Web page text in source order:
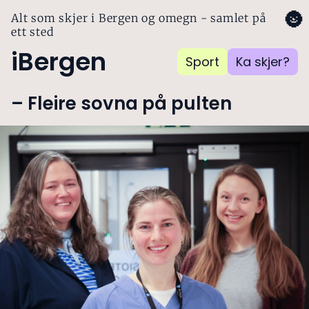
Alt som skjer i Bergen og omegn - samlet på
ett sted
iBergen Sport Ka skjer?
🌚
– Fleire sovna på pulten